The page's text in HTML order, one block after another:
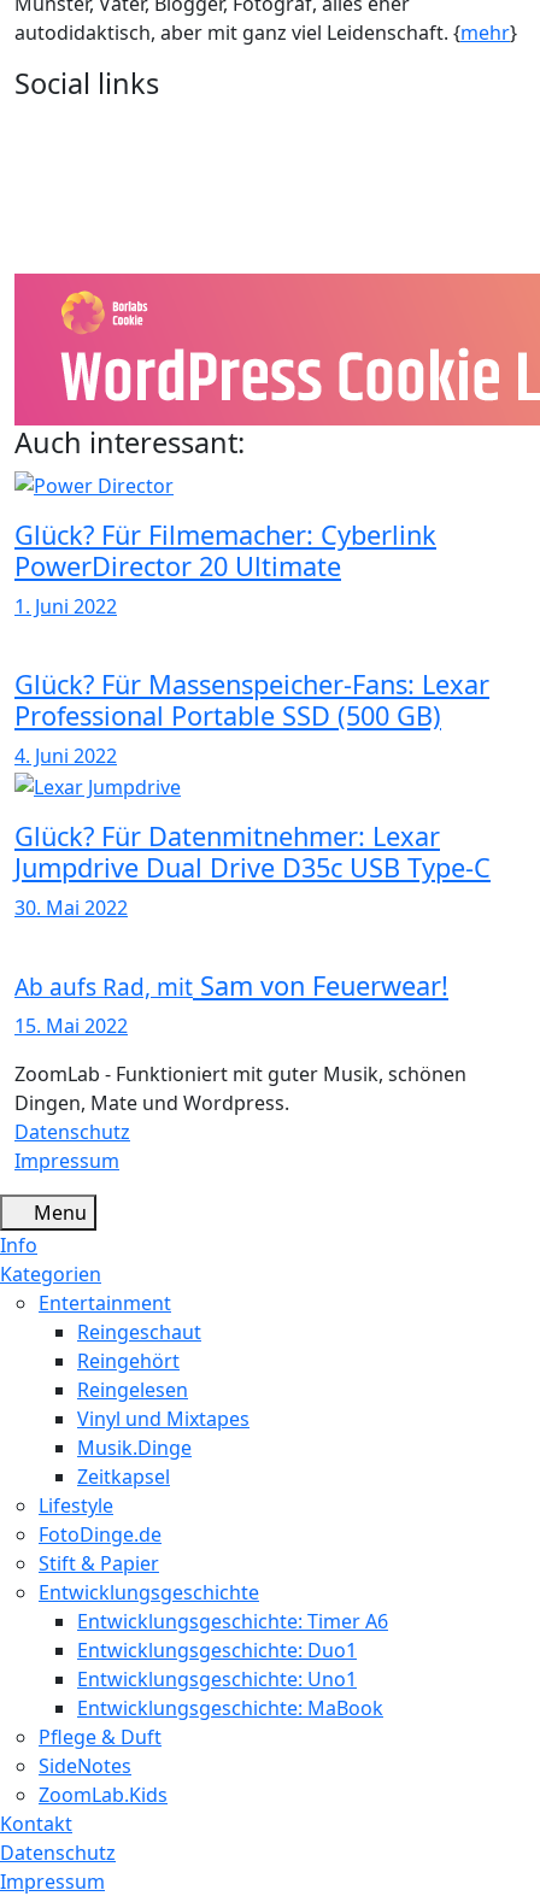
autodidaktisch, aber mit ganz viel Leidenschaft. {mehr}
Social links
Auch interessant:
Glück? Für Filmemacher: Cyberlink
PowerDirector 20 Ultimate
1. Juni 2022
Glück? Für Massenspeicher-Fans: Lexar
Professional Portable SSD (500 GB)
4. Juni 2022
Glück? Für Datenmitnehmer: Lexar
Jumpdrive Dual Drive D35c USB Type-C
30. Mai 2022
Ab aufs Rad, mit Sam von Feuerwear!
15. Mai 2022
ZoomLab - Funktioniert mit guter Musik, schönen
Dingen, Mate und Wordpress.
Datenschutz
Impressum
Menu
Info
Kategorien
Entertainment
Reingeschaut
Reingehört
Reingelesen
Vinyl und Mixtapes
Musik.Dinge
Zeitkapsel
Lifestyle
FotoDinge.de
Stift & Papier
Entwicklungsgeschichte
Entwicklungsgeschichte: Timer A6
Entwicklungsgeschichte: Duo1
Entwicklungsgeschichte: Uno1
Entwicklungsgeschichte: MaBook
Pflege & Duft
SideNotes
ZoomLab.Kids
Kontakt
Datenschutz
Impressum